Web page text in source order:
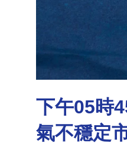
下午05時
氣不穩定